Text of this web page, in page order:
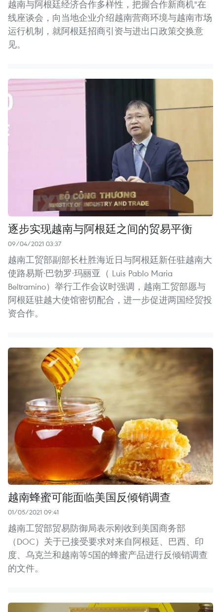
越南与阿根廷经济合作多样性，把握合作新商机"在
线座谈会，向当地企业介绍越南营商环境与越南市场
运行机制，就阿根廷招商引资与进出口政策交换意
见。
逐步实现越南与阿根廷之间的贸易平衡
09/04/2021 03:37
越南工贸部副部长杜胜海近日与阿根廷新任驻越南大
使路易斯·巴勃罗·玛丽亚（ Luis Pablo Maria
Beltramino）举行工作会议时强调，越南工贸部愿与
阿根廷驻越大使馆密切配合，进一步促进两国经贸投
资合作。
越南蜂蜜可能面临美国反倾销调查
01/05/2021 09:41
越南工贸部贸易防御局表示刚收到美国商务部
（DOC）关于已接受要求对来自阿根廷、巴西、印
度、乌克兰和越南等5国的蜂蜜产品进行反倾销调查
的文件。 ​